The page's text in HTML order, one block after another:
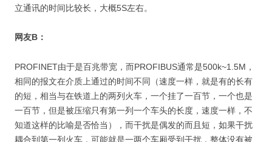
立通讯的时间比较长，大概5S左右。
网友B：
PROFINET由于是百兆带宽，而PROFIBUS通常是500k~1.5M，
相同的报文在介质上通过的时间不同（速度一样，就是有的长有
的短，相当与在铁道上的两列火车，一个挂了一百节，一个也是
一百节，但是被压缩只有第一列一个车头的长度，速度一样，不
知道这样的比喻是否恰当），而干扰是偶发的而且短，如果干扰
耦合到第一列火车，可能就是一两个车厢受到干扰，整体没有被